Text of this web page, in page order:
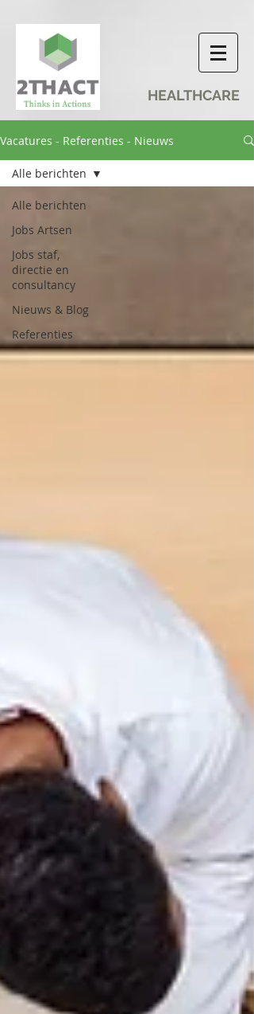
HEALTHCARE
Vacatures - Referenties - Nieuws
Alle berichten
Jobs Artsen
Jobs staf,
directie en
consultancy
Nieuws & Blog
Referenties
Alle berichten